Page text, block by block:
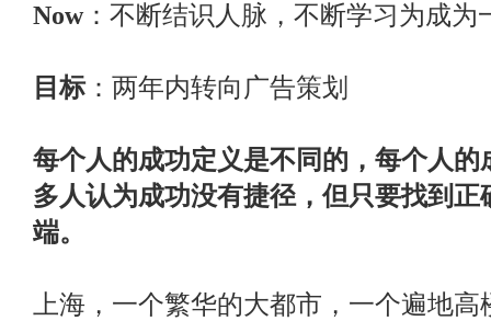
Now：不断结识人脉，不断学习为成为
目标：两年内转向广告策划
每个人的成功定义是不同的，每个人
多人认为成功没有捷径，但只要找到
端。
上海，一个繁华的大都市，一个遍地